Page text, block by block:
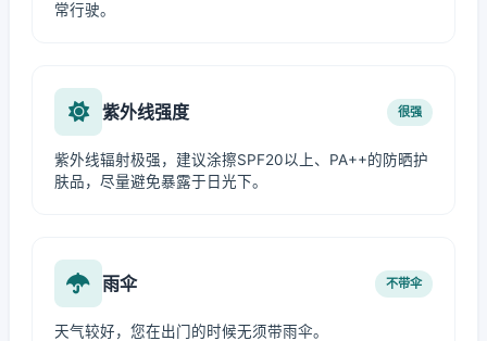
常行驶。
紫外线强度 很强
紫外线辐射极强，建议涂擦SPF20以上、PA++的防晒护
肤品，尽量避免暴露于日光下。
雨伞 不带伞
天气较好，您在出门的时候无须带雨伞。